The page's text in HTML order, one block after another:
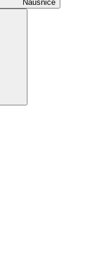
Náušnice